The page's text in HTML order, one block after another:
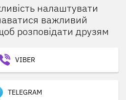
налаштувати
важливий
розповідати друзям
VIBER
TELEGRAM